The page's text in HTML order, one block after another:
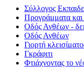
Σύλλογος
Προγράμματα
Οδός Ανθέων -
Οδός Ανθέων
Γιορτή
Γκράφιτι
Φτιάχνοντας το